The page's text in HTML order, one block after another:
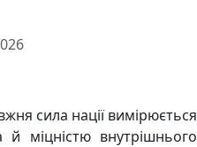
сила нації вимірюється
міцністю внутрішнього